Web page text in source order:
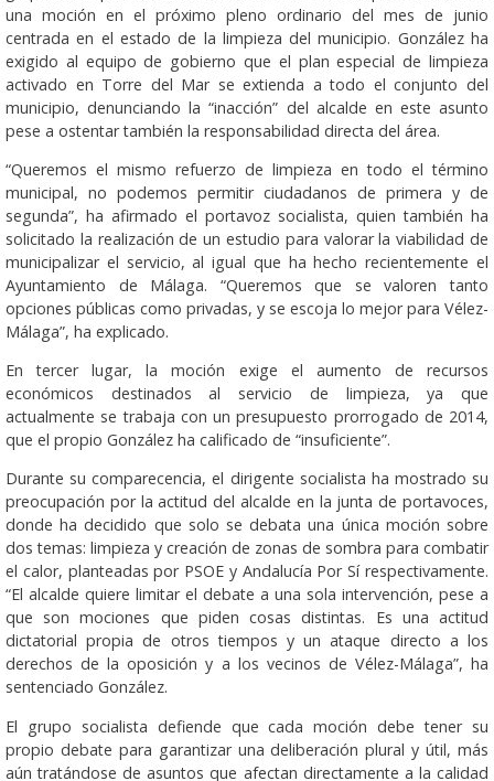
una moción en el próximo pleno ordinario del mes de junio
centrada en el estado de la limpieza del municipio. González ha
exigido al equipo de gobierno que el plan especial de limpieza
activado en Torre del Mar se extienda a todo el conjunto del
municipio, denunciando la “inacción” del alcalde en este asunto
pese a ostentar también la responsabilidad directa del área.
“Queremos el mismo refuerzo de limpieza en todo el término
municipal, no podemos permitir ciudadanos de primera y de
segunda”, ha afirmado el portavoz socialista, quien también ha
solicitado la realización de un estudio para valorar la viabilidad de
municipalizar el servicio, al igual que ha hecho recientemente el
Ayuntamiento de Málaga. “Queremos que se valoren tanto
opciones públicas como privadas, y se escoja lo mejor para Vélez-
Málaga”, ha explicado.
En tercer lugar, la moción exige el aumento de recursos
económicos destinados al servicio de limpieza, ya que
actualmente se trabaja con un presupuesto prorrogado de 2014,
que el propio González ha calificado de “insuficiente”.
Durante su comparecencia, el dirigente socialista ha mostrado su
preocupación por la actitud del alcalde en la junta de portavoces,
donde ha decidido que solo se debata una única moción sobre
dos temas: limpieza y creación de zonas de sombra para combatir
el calor, planteadas por PSOE y Andalucía Por Sí respectivamente.
“El alcalde quiere limitar el debate a una sola intervención, pese a
que son mociones que piden cosas distintas. Es una actitud
dictatorial propia de otros tiempos y un ataque directo a los
derechos de la oposición y a los vecinos de Vélez-Málaga”, ha
sentenciado González.
El grupo socialista defiende que cada moción debe tener su
propio debate para garantizar una deliberación plural y útil, más
aún tratándose de asuntos que afectan directamente a la calidad